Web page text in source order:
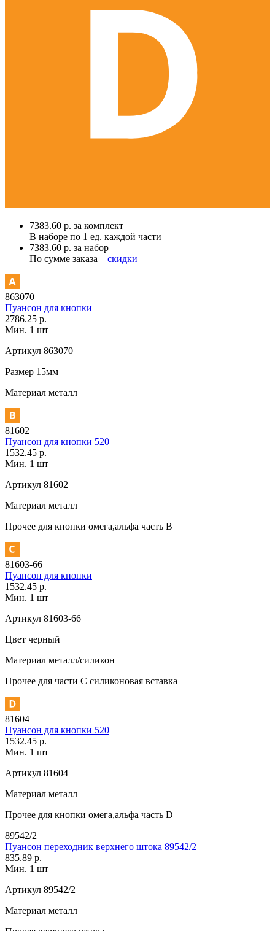
7383.60 р. за комплект
В наборе по 1 ед. каждой части
7383.60 р. за набор
По сумме заказа – скидки
863070
Пуансон для кнопки
2786.25 р.
Мин. 1 шт
Артикул 863070
Размер 15мм
Материал металл
81602
Пуансон для кнопки 520
1532.45 р.
Мин. 1 шт
Артикул 81602
Материал металл
Прочее для кнопки омега,альфа часть В
81603-66
Пуансон для кнопки
1532.45 р.
Мин. 1 шт
Артикул 81603-66
Цвет черный
Материал металл/силикон
Прочее для части C силиконовая вставка
81604
Пуансон для кнопки 520
1532.45 р.
Мин. 1 шт
Артикул 81604
Материал металл
Прочее для кнопки омега,альфа часть D
89542/2
Пуансон переходник верхнего штока 89542/2
835.89 р.
Мин. 1 шт
Артикул 89542/2
Материал металл